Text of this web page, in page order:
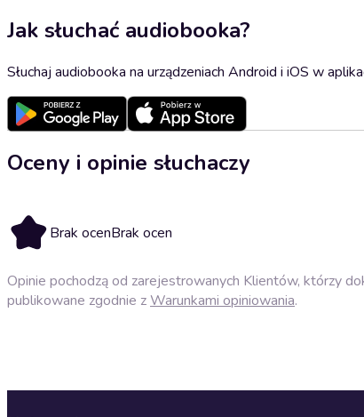
Jak słuchać audiobooka?
Słuchaj audiobooka na urządzeniach Android i iOS w
Oceny i opinie słuchaczy
Brak ocenBrak ocen
Opinie pochodzą od zarejestrowanych Klientów, którzy
publikowane zgodnie zWarunkami opiniowania.